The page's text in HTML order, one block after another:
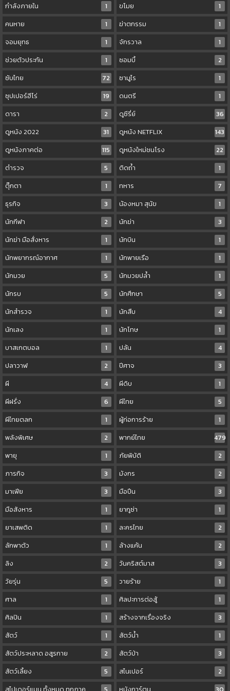
กำลังภายใน
1 ขโมย
1
คนหาย
1 ฆ่าตกรรม
1
จอมยุทธ
1 จักรวาล
1
ช่วยตัวประกัน
1 ซอมบี้
2
ซับไทย
72 ซามูไร
1
ซุปเปอร์ฮีโร่
19 ดนตรี
1
ดารา
2 ดูซีรี่ย์
36
ดูหนัง 2022
31 ดูหนัง NETFLIX
143
ดูหนังภาคต่อ
115 ดูหนังใหม่ชนโรง
22
ตำรวจ
5 ติดถ้ำ
1
ตุ๊กตา
1 ทหาร
7
ธุรกิจ
3 น้องหมา สุนัข
1
นักกีฬา
2 นักฆ่า
3
นักฆ่า มือสั่งหาร
1 นักบิน
1
นักพยากรณ์อากาศ
1 นักพายเรือ
1
นักมวย
5 นักมวยปล้ำ
1
นักรบ
5 นักศึกษา
5
นักสำรวจ
1 นักสืบ
4
นักเลง
1 นักโทษ
1
บาสเกตบอล
1 ปล้น
4
ปลาวาฬ
2 ปีศาจ
3
ผี
4 ผีดิบ
1
ผีฝรั่ง
6 ผีไทย
5
ผีไทยตลก
1 ผู้ก่อการร้าย
1
พลังพิเศษ
2 พากย์ไทย
479
พายุ
1 ภัยพิบัติ
2
ภารกิจ
3 มังกร
2
มาเฟีย
3 มือปืน
3
มือสังหาร
1 ยากูซ่า
1
ยาเสพติด
1 ละครไทย
2
ลักพาตัว
1 ล้างแค้น
2
ลิง
2 วันคริสต์มาส
3
วัยรุ่น
5 วายร้าย
1
ศาล
1 ศิลปะการต่อสู้
1
ศิลปิน
1 สร้างจากเรื่องจริง
3
สัตว์
1 สัตว์น้ำ
1
สัตว์ประหลาด อสูรกาย
2 สัตว์ป่า
3
สัตว์เลี้ยง
5 สไนเปอร์
2